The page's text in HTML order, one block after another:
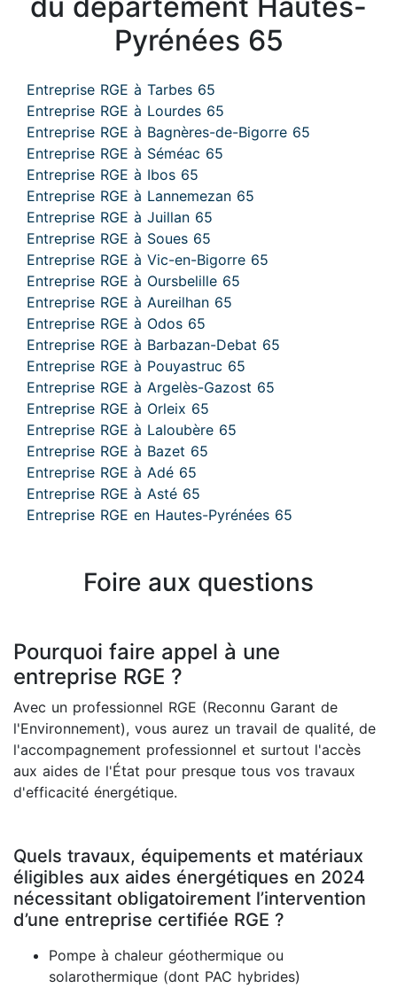
Pyrénées 65
Entreprise RGE à Tarbes 65
Entreprise RGE à Lourdes 65
Entreprise RGE à Bagnères-de-Bigorre 65
Entreprise RGE à Séméac 65
Entreprise RGE à Ibos 65
Entreprise RGE à Lannemezan 65
Entreprise RGE à Juillan 65
Entreprise RGE à Soues 65
Entreprise RGE à Vic-en-Bigorre 65
Entreprise RGE à Oursbelille 65
Entreprise RGE à Aureilhan 65
Entreprise RGE à Odos 65
Entreprise RGE à Barbazan-Debat 65
Entreprise RGE à Pouyastruc 65
Entreprise RGE à Argelès-Gazost 65
Entreprise RGE à Orleix 65
Entreprise RGE à Laloubère 65
Entreprise RGE à Bazet 65
Entreprise RGE à Adé 65
Entreprise RGE à Asté 65
Entreprise RGE en Hautes-Pyrénées 65
Foire aux questions
Pourquoi faire appel à une
entreprise RGE ?
Avec un professionnel RGE (Reconnu Garant de
l'Environnement), vous aurez un travail de qualité, de
l'accompagnement professionnel et surtout l'accès
aux aides de l'État pour presque tous vos travaux
d'efficacité énergétique.
Quels travaux, équipements et matériaux
éligibles aux aides énergétiques en 2024
nécessitant obligatoirement l’intervention
d’une entreprise certifiée RGE ?
Pompe à chaleur géothermique ou
solarothermique (dont PAC hybrides)